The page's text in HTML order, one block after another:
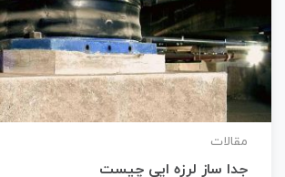
مقالات
جدا ساز لرزه ایی چیست